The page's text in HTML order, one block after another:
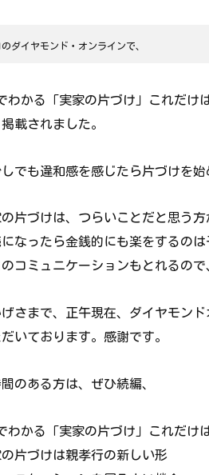
のダイヤモンド・オンラインで、
わかる「実家の片づけ」これだけ
載されました。
しでも違和感を感じたら片づけを
片づけは、つらいことだと思う
なったら金銭的にも楽をするのは
コミュニケーションもとれるので
げさまで、正午現在、ダイヤモン
いております。感謝です。
のある方は、ぜひ続編、
わかる「実家の片づけ」これだけ
片づけは親孝行の新しい形